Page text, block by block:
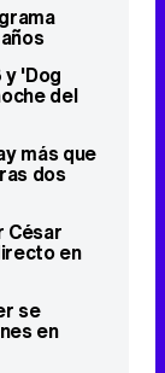
'Dog
del
más que
dos
César
en
se
en